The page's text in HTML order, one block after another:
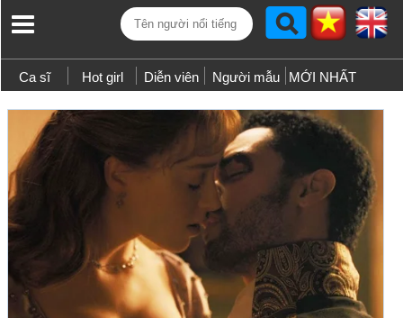
Ca sĩ Hot girl Diễn viên Người mẫu MỚI NHẤT